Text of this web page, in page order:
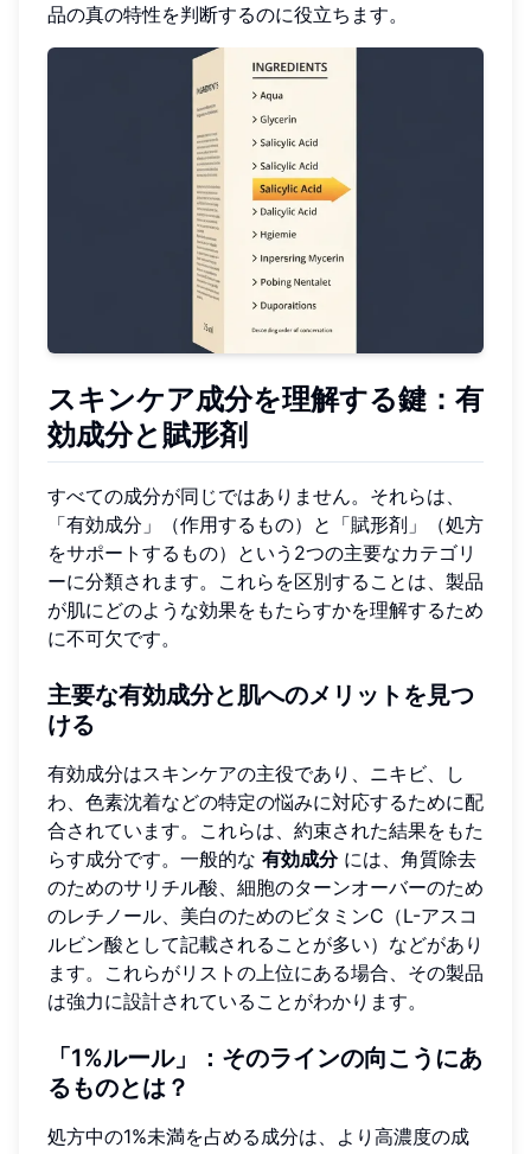
品の真の特性を判断するのに役立ちます。
スキンケア成分を理解する鍵：有
効成分と賦形剤
すべての成分が同じではありません。それらは、
「有効成分」（作用するもの）と「賦形剤」（処方
をサポートするもの）という2つの主要なカテゴリ
ーに分類されます。これらを区別することは、製品
が肌にどのような効果をもたらすかを理解するため
に不可欠です。
主要な有効成分と肌へのメリットを見つ
ける
有効成分はスキンケアの主役であり、ニキビ、し
わ、色素沈着などの特定の悩みに対応するために配
合されています。これらは、約束された結果をもた
らす成分です。一般的な 有効成分には、角質除去
のためのサリチル酸、細胞のターンオーバーのため
のレチノール、美白のためのビタミンC（L-アスコ
ルビン酸として記載されることが多い）などがあり
ます。これらがリストの上位にある場合、その製品
は強力に設計されていることがわかります。
「1%ルール」：そのラインの向こうにあ
るものとは？
処方中の1%未満を占める成分は、より高濃度の成